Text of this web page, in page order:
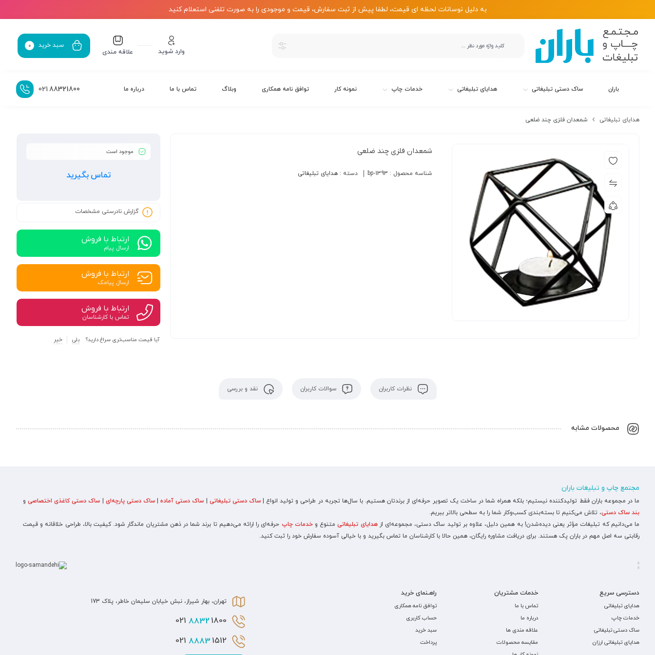
به دلیل نوسانات لحظه ای قیمت، لطفا پیش از ثبت سفارش، قیمت و موجودی را به صورت تلفنی استعلام کنید
وارد شوید علاقه مندی
سبد خرید 0
باران ساک دستی تبلیغاتی هدایای تبلیغاتی خدمات چاپ نمونه کار توافق نامه همکاری وبلاگ تماس با ما درباره ما 88321800
021
هدایای تبلیغاتی شمعدان فلزی چند ضلعی
شمعدان فلزی چند ضلعی
شناسه محصول : bp-1393 دسته : هدایای تبلیغاتی
موجود است
تماس بگیرید
گزارش نادرستی مشخصات
ارتباط با فروش
ارسال پیام
ارتباط با فروش
ارسال پیامک
ارتباط با فروش
تماس با کارشناسان
آیا قیمت مناسب‌تری سراغ دارید؟ بلی خیر
نظرات کاربران سوالات کاربران نقد و بررسی
محصولات مشابه
مجتمع چاپ و تبلیغات باران
ما در مجموعه باران فقط تولیدکننده نیستیم؛ بلکه همراه شما در ساخت یک تصویر حرفه‌ای از برندتان هستیم. با سال‌ها تجربه در طراحی و تولید انواع |ساک دستی تبلیغاتی ساک دستی آماده|ساک دستی پارچه‌ای ساک دستی کاغذی اختصاصیو
بند ساک دستی، تلاش می‌کنیم تا بسته‌بندی کسب‌وکار شما را به سطحی بالاتر ببریم.
ما می‌دانیم که تبلیغات مؤثر یعنی دیده‌شدن! به همین دلیل، علاوه بر تولید ساک دستی، مجموعه‌ای ازهدایای تبلیغاتیمتنوع وخدمات چاپ حرفه‌ای را ارائه می‌دهیم تا برند شما در ذهن مشتریان ماندگار شود. کیفیت بالا، طراحی خلاقانه و قیمت
رقابتی سه اصل مهم در باران پک هستند. برای دریافت مشاوره رایگان، همین حالا با کارشناسان ما تماس بگیرید و با خیالی آسوده سفارش خود را ثبت کنید.
دسترسی سریع
هدایای تبلیغاتی
خدمات چاپ
ساک دستی تبلیغاتی
هدایای تبلیغاتی ارزان
خدمات مشتریان
تماس با ما
درباره ما
علاقه مندی ها
مقایسه محصولات
راهـنمای خرید
توافق نامه همکاری
حساب کاربری
سبد خرید
پرداخت
تهران، بهار شیراز، نبش خیابان سلیمان خاطر، پلاک 173
8832 1800 021
8883 1512 021